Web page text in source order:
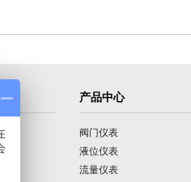
产品中心
阀门仪表
液位仪表
流量仪表